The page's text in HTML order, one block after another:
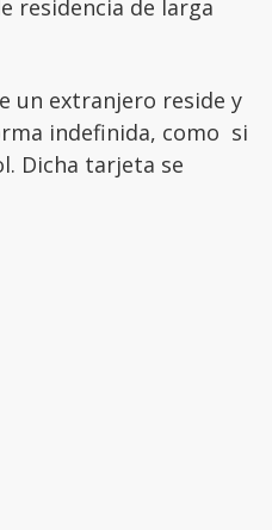
residencia de larga
un extranjero reside y
indefinida, como si
Dicha tarjeta se